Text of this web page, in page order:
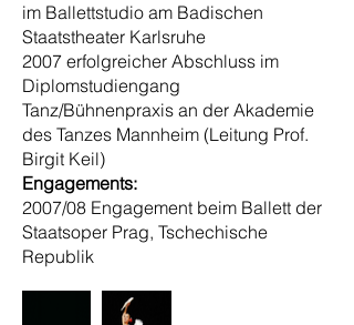
im Ballettstudio am Badischen
Staatstheater Karlsruhe
2007 erfolgreicher Abschluss im
Diplomstudiengang
Tanz/Bühnenpraxis an der Akademie
des Tanzes Mannheim (Leitung Prof.
Birgit Keil)
Engagements:
2007/08 Engagement beim Ballett der
Staatsoper Prag, Tschechische
Republik